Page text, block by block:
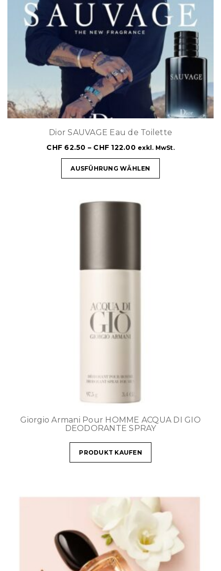
Dior SAUVAGE Eau de Toilette
CHF 62.50 – CHF 122.00 exkl. MwSt.
AUSFÜHRUNG WÄHLEN
Giorgio Armani Pour HOMME ACQUA DI GIO
DEODORANTE SPRAY
PRODUKT KAUFEN